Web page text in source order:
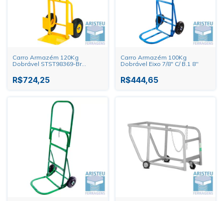
Carro Armazém 120Kg
Dobrável STST98369-Br
R$724,25
Carro Armazém 100Kg
Dobrável Eixo 7/8" C/ B.1 8''
R$444,65